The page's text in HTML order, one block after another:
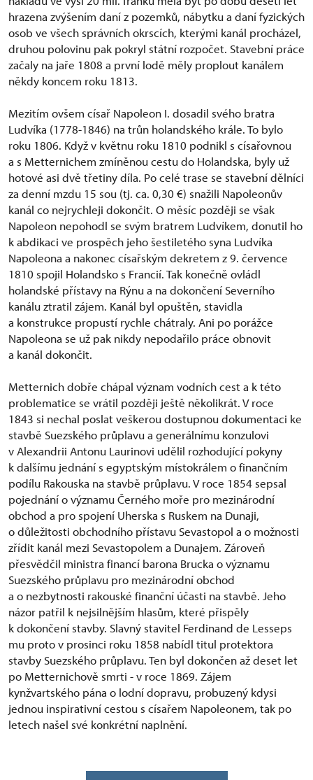
hrazena zvýšením daní z pozemků, nábytku a daní fyzických
osob ve všech správních okrscích, kterými kanál procházel,
druhou polovinu pak pokryl státní rozpočet. Stavební práce
začaly na jaře 1808 a první lodě měly proplout kanálem
někdy koncem roku 1813.
Mezitím ovšem císař Napoleon I. dosadil svého bratra
Ludvíka (1778-1846) na trůn holandského krále. To bylo
roku 1806. Když v květnu roku 1810 podnikl s císařovnou
a s Metternichem zmíněnou cestu do Holandska, byly už
hotové asi dvě třetiny díla. Po celé trase se stavební dělníci
za denní mzdu 15 sou (tj. ca. 0,30 €) snažili Napoleonův
kanál co nejrychleji dokončit. O měsíc později se však
Napoleon nepohodl se svým bratrem Ludvíkem, donutil ho
k abdikaci ve prospěch jeho šestiletého syna Ludvíka
Napoleona a nakonec císařským dekretem z 9. července
1810 spojil Holandsko s Francií. Tak konečně ovládl
holandské přístavy na Rýnu a na dokončení Severního
kanálu ztratil zájem. Kanál byl opuštěn, stavidla
a konstrukce propustí rychle chátraly. Ani po porážce
Napoleona se už pak nikdy nepodařilo práce obnovit
a kanál dokončit.
Metternich dobře chápal význam vodních cest a k této
problematice se vrátil později ještě několikrát. V roce
1843 si nechal poslat veškerou dostupnou dokumentaci ke
stavbě Suezského průplavu a generálnímu konzulovi
v Alexandrii Antonu Laurinovi udělil rozhodující pokyny
k dalšímu jednání s egyptským místokrálem o finančním
podílu Rakouska na stavbě průplavu. V roce 1854 sepsal
pojednání o významu Černého moře pro mezinárodní
obchod a pro spojení Uherska s Ruskem na Dunaji,
o důležitosti obchodního přístavu Sevastopol a o možnosti
zřídit kanál mezi Sevastopolem a Dunajem. Zároveň
přesvědčil ministra financí barona Brucka o významu
Suezského průplavu pro mezinárodní obchod
a o nezbytnosti rakouské finanční účasti na stavbě. Jeho
názor patřil k nejsilnějším hlasům, které přispěly
k dokončení stavby. Slavný stavitel Ferdinand de Lesseps
mu proto v prosinci roku 1858 nabídl titul protektora
stavby Suezského průplavu. Ten byl dokončen až deset let
po Metternichově smrti - v roce 1869. Zájem
kynžvartského pána o lodní dopravu, probuzený kdysi
jednou inspirativní cestou s císařem Napoleonem, tak po
letech našel své konkrétní naplnění.